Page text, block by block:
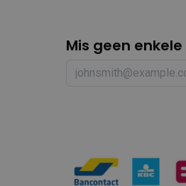
Mis geen enkele